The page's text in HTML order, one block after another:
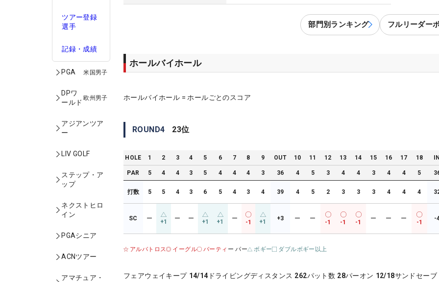
ツアー登録
選手
記録・成績
PGA 米国男子
DPワ
ールド
欧州男子
アジアンツア
ー
LIV GOLF
ステップ・ア
ップ
ネクストヒロ
イン
PGAシニア
ACNツアー
アマチュア・
部門別ランキング フルリーダー
ホールバイホール
ホールバイホール = ホールごとのスコア
ROUND4 23位
HOLE 1 2 3 4 5 6 7 8 9 OUT 10 11 12 13 14 15 16 17 18
PAR 5 4 4 3 5 4 4 4 3 36 4 5 3 4 4 3 4 4 5
打数 5 5 4 3 6 5 4 3 4 39 4 5 2 3 3 3 4 4 4
SC ー +1 ー ー +1 +1 ー
-1 +1 +3 ー ー
-1 -1 -1
ー ー ー
-1
-
アルバトロス イーグル バーティ ー パー ボギー ダブルボギー以上
フェアウェイキープ 14/14 ドライビングディスタンス 262パット数 28パーオン 12/18サンドセーブ